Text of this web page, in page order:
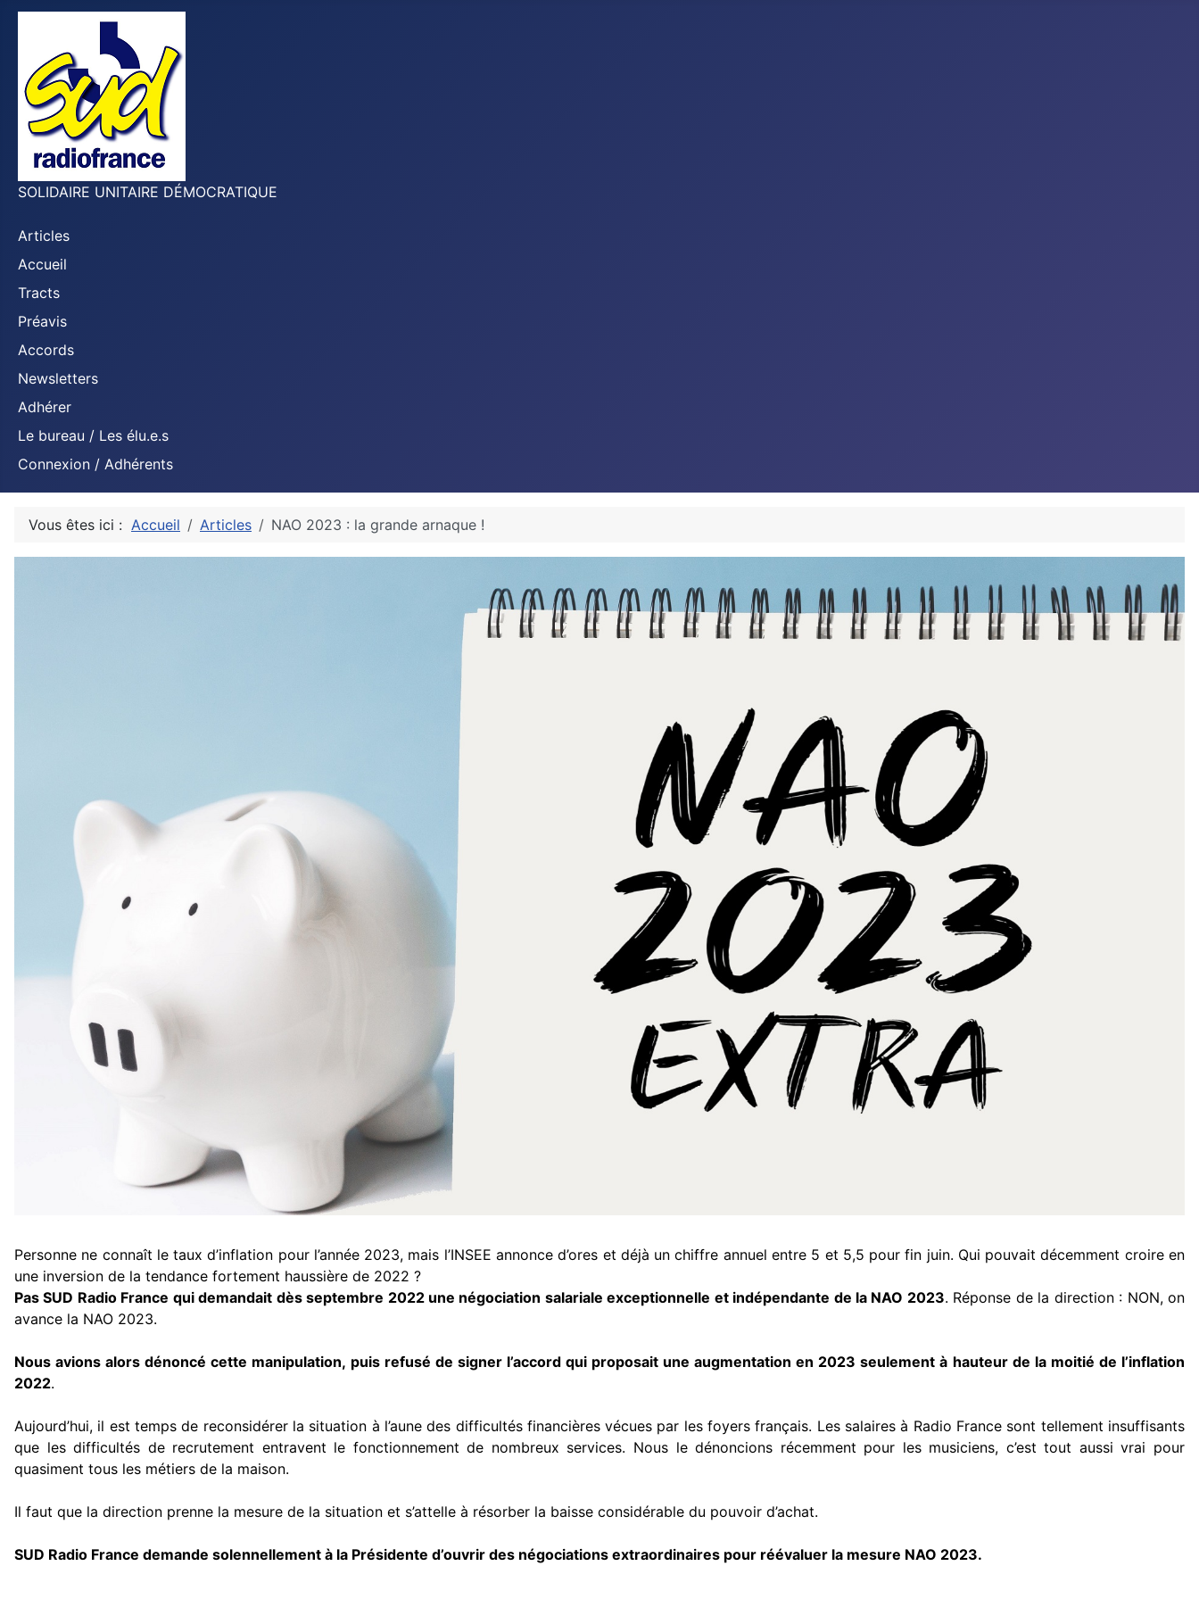
SOLIDAIRE UNITAIRE DÉMOCRATIQUE
Articles
Accueil
Tracts
Préavis
Accords
Newsletters
Adhérer
Le bureau / Les élu.e.s
Connexion / Adhérents
Vous êtes ici : Accueil Articles NAO 2023 : la grande arnaque !
Personne ne connaît le taux d’inflation pour l’année 2023, mais l’INSEE annonce d’ores et déjà un chiffre annuel entre 5 et 5,5 pour fin juin. Qui pouvait décemment croire en
une inversion de la tendance fortement haussière de 2022 ?
Pas SUD Radio France qui demandait dès septembre 2022 une négociation salariale exceptionnelle et indépendante de la NAO 2023. Réponse de la direction : NON, on
avance la NAO 2023.
Nous avions alors dénoncé cette manipulation, puis refusé de signer l’accord qui proposait une augmentation en 2023 seulement à hauteur de la moitié de l’inflation
2022.
Aujourd’hui, il est temps de reconsidérer la situation à l’aune des difficultés financières vécues par les foyers français. Les salaires à Radio France sont tellement insuffisants
que les difficultés de recrutement entravent le fonctionnement de nombreux services. Nous le dénoncions récemment pour les musiciens, c’est tout aussi vrai pour
quasiment tous les métiers de la maison.
Il faut que la direction prenne la mesure de la situation et s’attelle à résorber la baisse considérable du pouvoir d’achat.
SUD Radio France demande solennellement à la Présidente d’ouvrir des négociations extraordinaires pour réévaluer la mesure NAO 2023.